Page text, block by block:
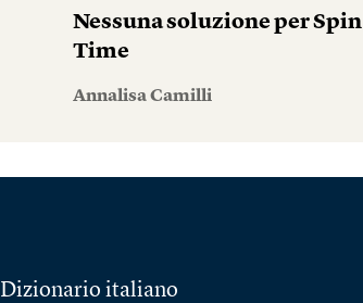
Nessuna soluzione per Spin
Time
Annalisa Camilli
Dizionario italiano